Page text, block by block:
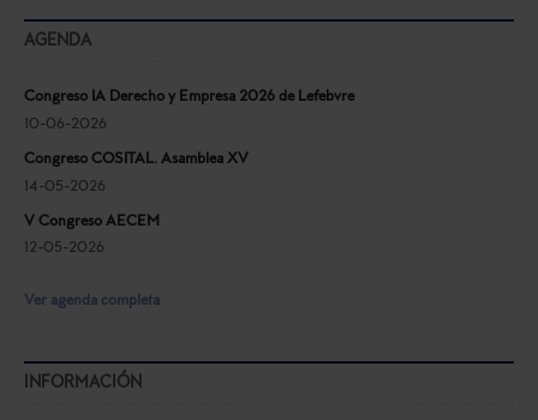
AGENDA
Congreso IA Derecho y Empresa 2026 de Lefebvre
10-06-2026
Congreso COSITAL. Asamblea XV
14-05-2026
V Congreso AECEM
12-05-2026
Ver agenda completa
INFORMACIÓN